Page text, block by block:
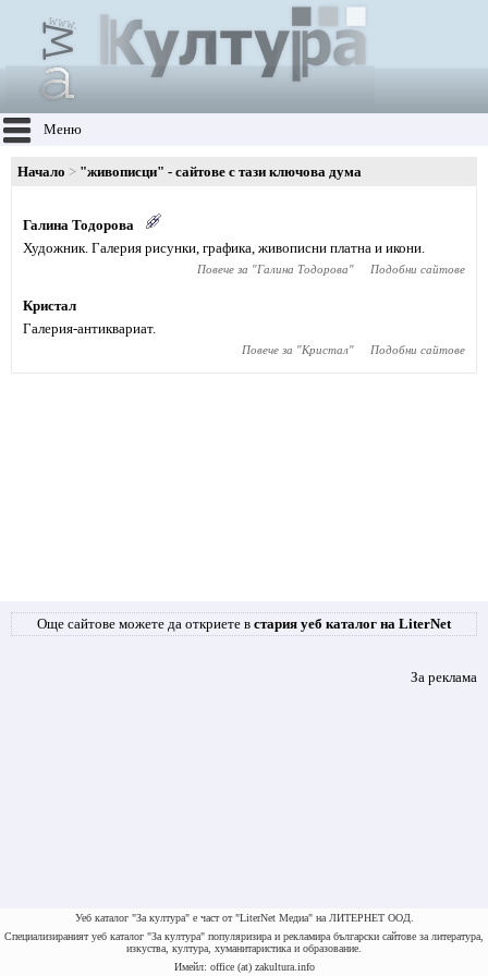
Меню
Начало "живописци" - сайтове с тази ключова дума
Галина Тодорова
Художник. Галерия рисунки, графика, живописни платна и икони.
Повече за "Галина Тодорова" Подобни сайтове
Кристал
Галерия-антиквариат.
Повече за "Кристал" Подобни сайтове
Още сайтове можете да откриете в стария уеб каталог на LiterNet
За реклама
Уеб каталог "За култура" е част от "LiterNet Медиа" на ЛИТЕРНЕТ ООД.
Специализираният уеб каталог "За култура" популяризира и рекламира български сайтове за литература,
изкуства, култура, хуманитаристика и образование.
Имейл: office (at) zakultura.info